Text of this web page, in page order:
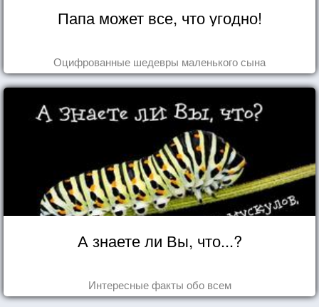
Папа может все, что угодно!
Оцифрованные шедевры маленького сына
А знаете ли Вы, что...?
Интересные факты обо всем